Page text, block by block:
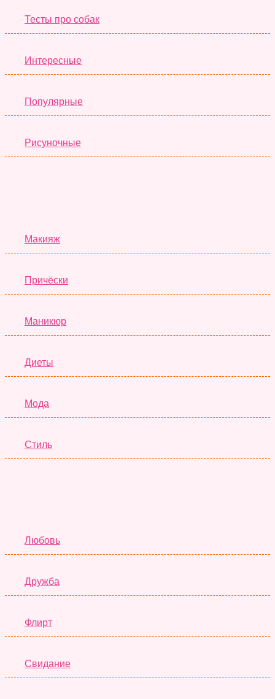
Тесты про собак
Интересные
Популярные
Рисуночные
Макияж
Причёски
Маникюр
Диеты
Мода
Стиль
Любовь
Дружба
Флирт
Свидание